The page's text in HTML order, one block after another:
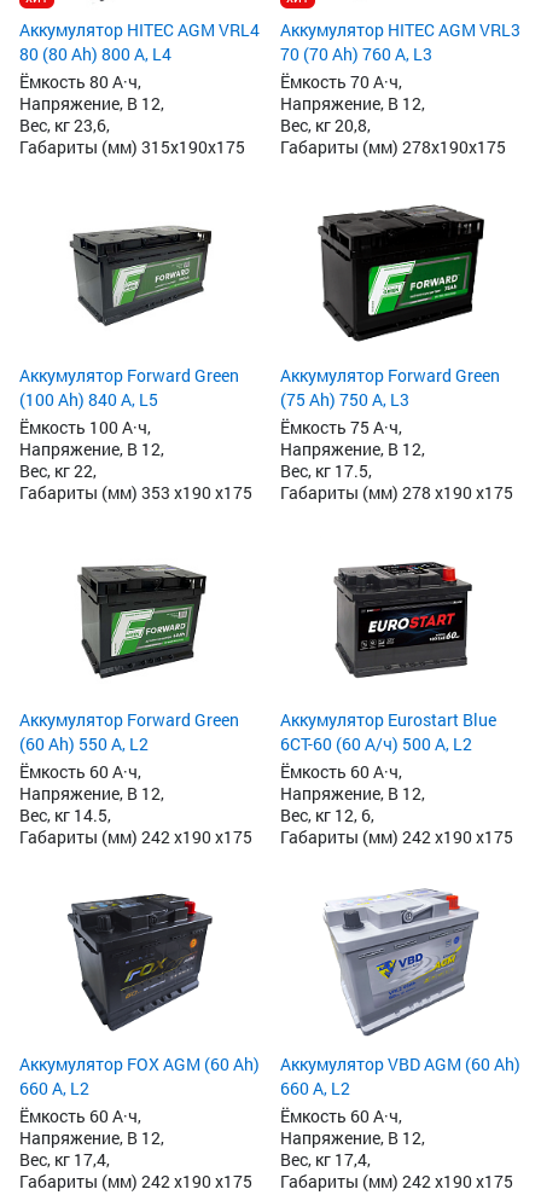
Аккумулятор HITEC AGM VRL4
80 (80 Ah) 800 А, L4
Ёмкость 80 А·ч,
Напряжение, В 12,
Вес, кг 23,6,
Габариты (мм) 315x190x175
Аккумулятор HITEC AGM VRL3
70 (70 Ah) 760 А, L3
Ёмкость 70 А·ч,
Напряжение, В 12,
Вес, кг 20,8,
Габариты (мм) 278x190x175
Аккумулятор Forward Green
(100 Ah) 840 А, L5
Ёмкость 100 А·ч,
Напряжение, В 12,
Вес, кг 22,
Габариты (мм) 353 x190 x175
Аккумулятор Forward Green
(75 Ah) 750 А, L3
Ёмкость 75 А·ч,
Напряжение, В 12,
Вес, кг 17.5,
Габариты (мм) 278 x190 x175
Аккумулятор Forward Green
(60 Ah) 550 А, L2
Ёмкость 60 А·ч,
Напряжение, В 12,
Вес, кг 14.5,
Габариты (мм) 242 x190 x175
Аккумулятор Eurostart Blue
6CT-60 (60 А/ч) 500 А, L2
Ёмкость 60 А·ч,
Напряжение, В 12,
Вес, кг 12, 6,
Габариты (мм) 242 x190 x175
Аккумулятор FOX AGM (60 Ah)
660 А, L2
Ёмкость 60 А·ч,
Напряжение, В 12,
Вес, кг 17,4,
Габариты (мм) 242 x190 x175
Аккумулятор VBD AGM (60 Ah)
660 А, L2
Ёмкость 60 А·ч,
Напряжение, В 12,
Вес, кг 17,4,
Габариты (мм) 242 x190 x175